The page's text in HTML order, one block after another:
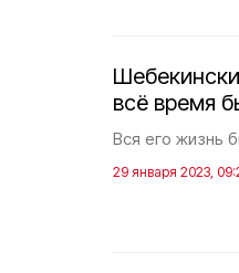
всё время
Вся его жизнь
29 января 2023,